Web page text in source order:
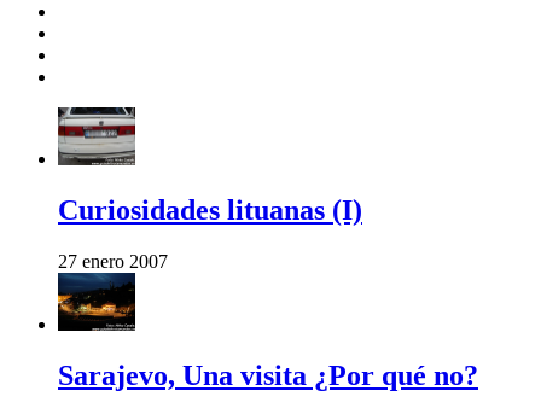
Curiosidades lituanas (I)
27 enero 2007
Sarajevo, Una visita ¿Por qué no?